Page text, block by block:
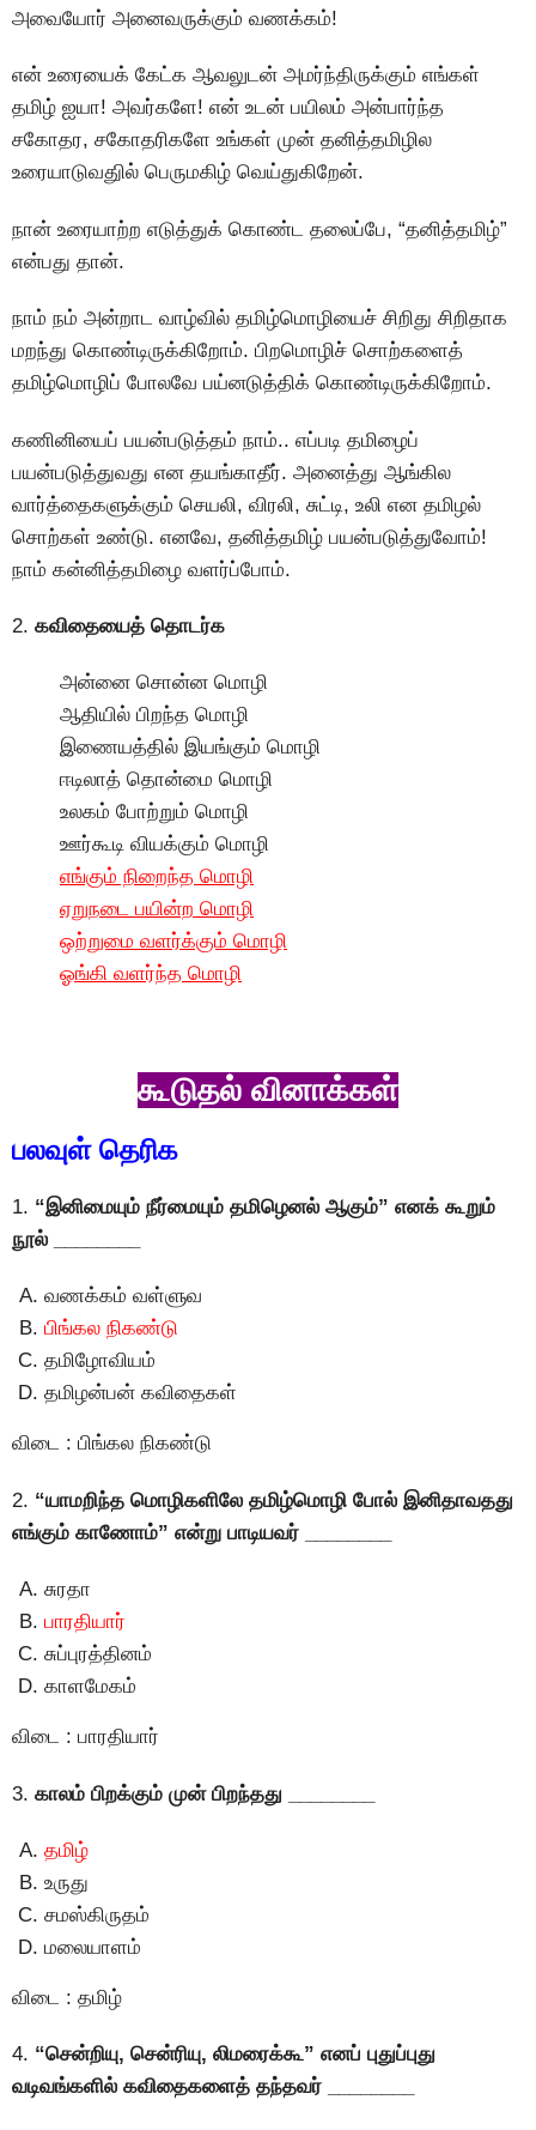
அவையாேர் அனைவருக்கும் வணக்கம்!
என் உரையைக் கேட்க ஆவலுடன் அமர்ந்திருக்கும் எங்கள்
தமிழ் ஐயா! அவர்களே! என் உடன் பயிலம் அன்பார்ந்த
சகோதர, சகோதரிகளே உங்கள் முன் தனித்தமிழில
உரையாடுவதுில் பெருமகிழ் வெய்துகிறேன்.
நான் உரையாற்ற எடுத்துக் கொண்ட தலைப்பே, “தனித்தமிழ்”
என்பது தான்.
நாம் நம் அன்றாட வாழ்வில் தமிழ்மொழியைச் சிறிது சிறிதாக
மறந்து கொண்டிருக்கிறோம். பிறமொழிச் சொற்களைத்
தமிழ்மொழிப் போலவே பய்னடுத்திக் கொண்டிருக்கிறோம்.
கணினியைப் பயன்படுத்தம் நாம்.. எப்படி தமிழைப்
பயன்படுத்துவது என தயங்காதீர். அனைத்து ஆங்கில
வார்த்தைகளுக்கும் செயலி, விரலி, சுட்டி, உலி என தமிழல்
சொற்கள் உண்டு. எனவே, தனித்தமிழ் பயன்படுத்துவோம்!
நாம் கன்னித்தமிழை வளர்ப்போம்.
2. கவிதையைத் தொடர்க
அன்னை சொன்ன மொழி
ஆதியில் பிறந்த மொழி
இணையத்தில் இயங்கும் மொழி
ஈடிலாத் தொன்மை மொழி
உலகம் போற்றும் மொழி
ஊர்கூடி வியக்கும் மொழி
எங்கும் நிறைந்த மொழி
ஏறுநடை பயின்ற மொழி
ஒற்றுமை வளர்க்கும் மொழி
ஓங்கி வளர்ந்த மொழி
கூடுதல் வினாக்கள்
பலவுள் தெரிக
1. “இனிமையும் நீர்மையும் தமிழெனல் ஆகும்” எனக் கூறும்
நூல் ________
வணக்கம் வள்ளுவ
பிங்கல நிகண்டு
தமிழோவியம்
தமிழன்பன் கவிதைகள்
விடை : பிங்கல நிகண்டு
2. “யாமறிந்த மொழிகளிலே தமிழ்மொழி போல் இனிதாவதது
எங்கும் காணோம்” என்று பாடியவர் ________
சுரதா
பாரதியார்
சுப்புரத்தினம்
காளமேகம்
விடை : பாரதியார்
3. காலம் பிறக்கும் முன் பிறந்தது ________
தமிழ்
உருது
சமஸ்கிருதம்
மலையாளம்
விடை : தமிழ்
4. “சென்றியு, சென்ரியு, லிமரைக்கூ” எனப் புதுப்புது
வடிவங்களில் கவிதைகளைத் தந்தவர் ________